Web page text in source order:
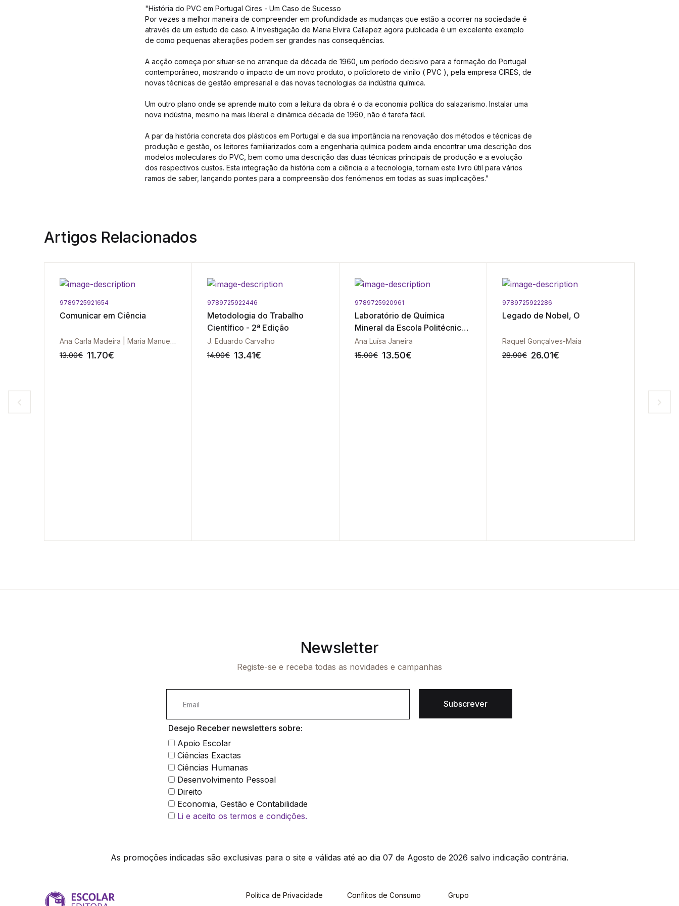
"História do PVC em Portugal Cires - Um Caso de Sucesso
Por vezes a melhor maneira de compreender em profundidade as mudanças que estão a ocorrer na sociedade é
através de um estudo de caso. A Investigação de Maria Elvira Callapez agora publicada é um excelente exemplo
de como pequenas alterações podem ser grandes nas consequências.
A acção começa por situar-se no arranque da década de 1960, um período decisivo para a formação do Portugal
contemporâneo, mostrando o impacto de um novo produto, o policloreto de vinilo ( PVC ), pela empresa CIRES, de
novas técnicas de gestão empresarial e das novas tecnologias da indústria química.
Um outro plano onde se aprende muito com a leitura da obra é o da economia política do salazarismo. Instalar uma
nova indústria, mesmo na mais liberal e dinâmica década de 1960, não é tarefa fácil.
A par da história concreta dos plásticos em Portugal e da sua importância na renovação dos métodos e técnicas de
produção e gestão, os leitores familiarizados com a engenharia química podem ainda encontrar uma descrição dos
modelos moleculares do PVC, bem como uma descrição das duas técnicas principais de produção e a evolução
dos respectivos custos. Esta integração da história com a ciência e a tecnologia, tornam este livro útil para vários
ramos de saber, lançando pontes para a compreensão dos fenómenos em todas as suas implicações."
Artigos Relacionados
9789725921654
Comunicar em Ciência
Ana Carla Madeira | Maria Manuel Abreu
13.00€ 11.70€
9789725922446
Metodologia do Trabalho
Científico - 2ª Edição
J. Eduardo Carvalho
14.90€ 13.41€
9789725920961
Laboratório de Química
Mineral da Escola Politécnica
de Lisboa (1884-1994)
Ana Luísa Janeira
15.00€ 13.50€
9789725922286
Legado de Nobel, O
Raquel Gonçalves-Maia
28.90€ 26.01€
Newsletter
Registe-se e receba todas as novidades e campanhas
Subscrever
Desejo Receber newsletters sobre:
Apoio Escolar
Ciências Exactas
Ciências Humanas
Desenvolvimento Pessoal
Direito
Economia, Gestão e Contabilidade
Li e aceito os termos e condições.
As promoções indicadas são exclusivas para o site e válidas até ao dia 07 de Agosto de 2026 salvo indicação contrária.
Política de Privacidade Conflitos de Consumo Grupo